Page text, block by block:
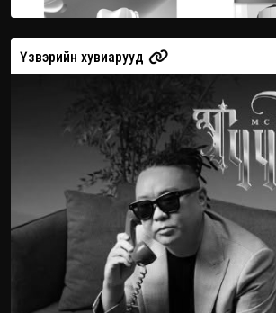
Үзвэрийн хувиарууд